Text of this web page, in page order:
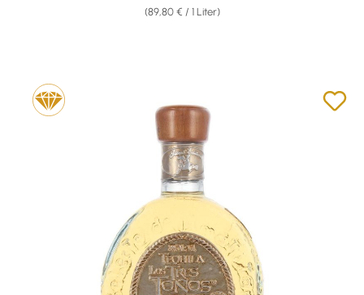
(89,80 € / 1 Liter)